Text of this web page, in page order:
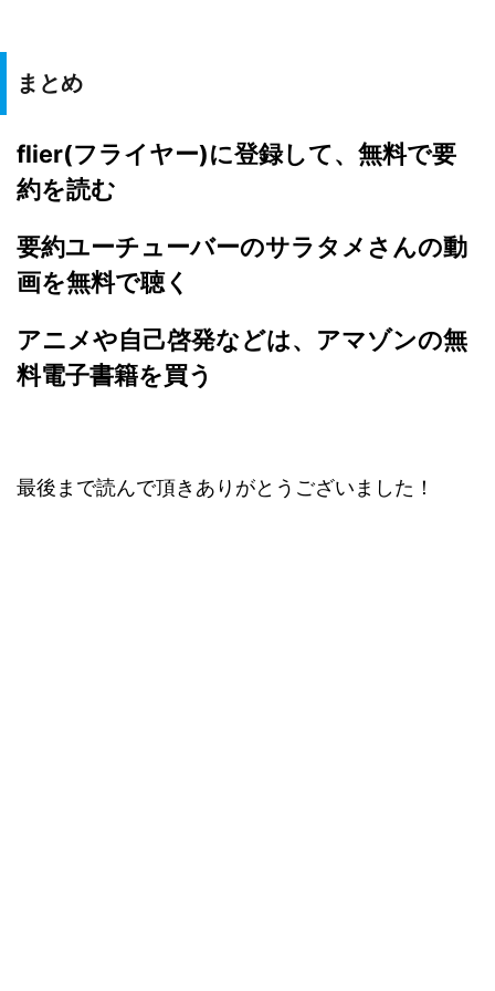
まとめ
flier(フライヤー)に登録して、無料で要
約を読む
要約ユーチューバーのサラタメさんの動
画を無料で聴く
アニメや自己啓発などは、アマゾンの無
料電子書籍を買う
最後まで読んで頂きありがとうございました！